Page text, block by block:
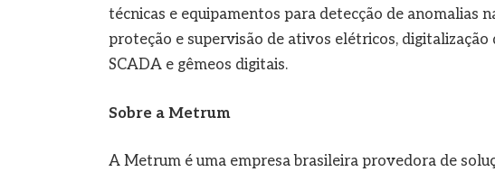
técnicas e equipamentos para detecção de anomalias
proteção e supervisão de ativos elétricos,
SCADA e gêmeos digitais.
Sobre a Metrum
A Metrum é uma empresa brasileira provedora de